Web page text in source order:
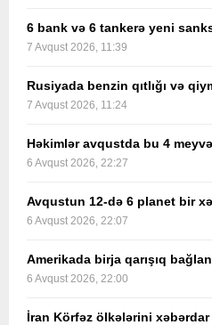
6 bank və 6 tankerə yeni
7 Avqust 2026, 11:39
Rusiyada benzin qıtlığı və
7 Avqust 2026, 11:24
Həkimlər avqustda bu 4
6 Avqust 2026, 22:27
Avqustun 12-də 6 planet bir
6 Avqust 2026, 22:07
Amerikada birja qarışıq
6 Avqust 2026, 22:00
İran Körfəz ölkələrini